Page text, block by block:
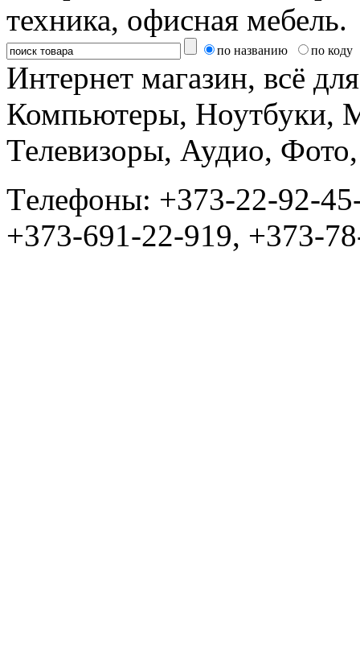
техника, офисная мебель.
по названию по коду
Интернет магазин, всё
Компьютеры, Ноутбуки,
Телевизоры, Аудио,
Tелефоны: +373-22-92-
+373-691-22-919, +373-